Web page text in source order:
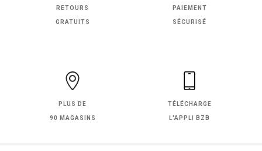
RETOURS
GRATUITS
PAIEMENT
SÉCURISÉ
PLUS DE
90 MAGASINS
TÉLÉCHARGE
L'APPLI BZB